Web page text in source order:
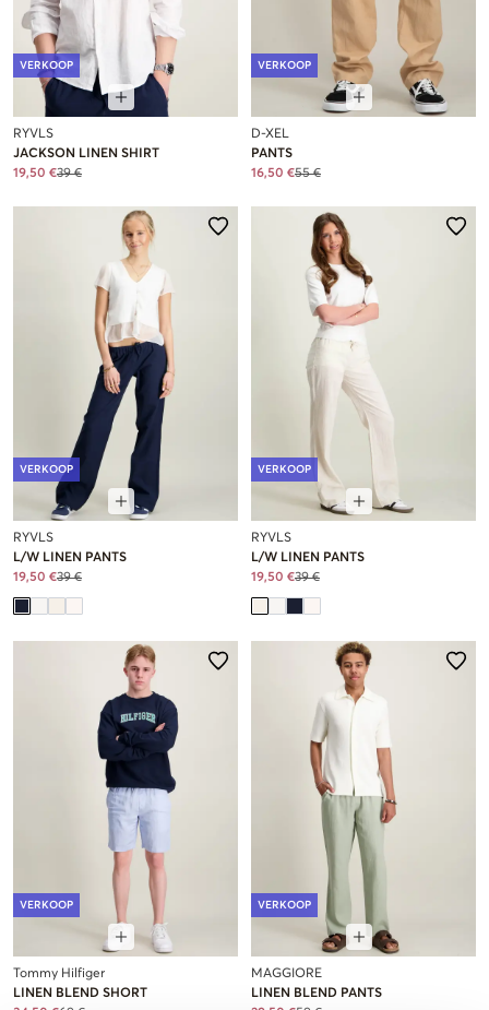
VERKOOP
RYVLS
JACKSON LINEN SHIRT
19,50 €39 €
VERKOOP
D-XEL
PANTS
16,50 €55 €
VERKOOP
RYVLS
L/W LINEN PANTS
19,50 €39 €
VERKOOP
RYVLS
L/W LINEN PANTS
19,50 €39 €
VERKOOP
Tommy Hilfiger
LINEN BLEND SHORT
VERKOOP
MAGGIORE
LINEN BLEND PANTS